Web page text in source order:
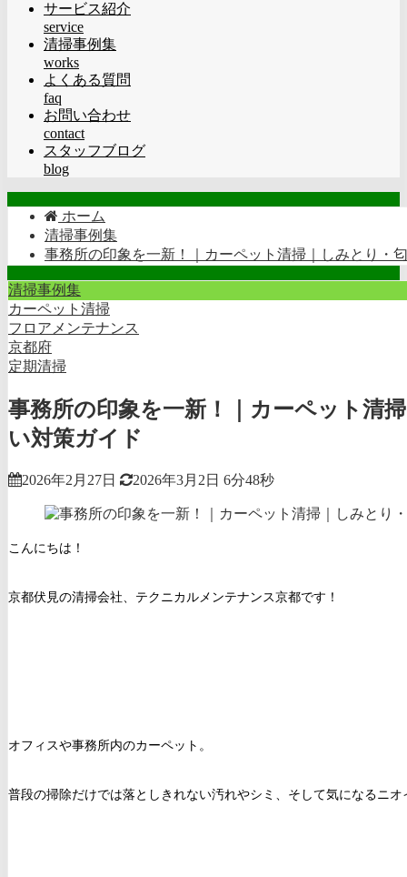
サービス紹介
service
清掃事例集
works
よくある質問
faq
お問い合わせ
contact
スタッフブログ
blog
ホーム
清掃事例集
事務所の印象を一新！｜カーペット清掃｜しみとり・
清掃事例集
カーペット清掃
フロアメンテナンス
京都府
定期清掃
事務所の印象を一新！｜カーペット清
い対策ガイド
2026年2月27日 2026年3月2日 6分48秒
こんにちは！
京都伏見の清掃会社、テクニカルメンテナンス京都です！
オフィスや事務所内のカーペット。
普段の掃除だけでは落としきれない汚れやシミ、そして気になるニオ